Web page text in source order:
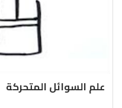
علم السوائل المتحركة